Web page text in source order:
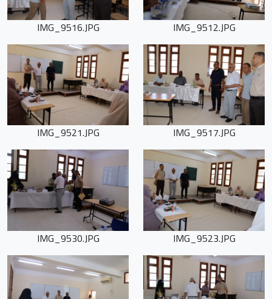
IMG_9512.JPG
IMG_9516.JPG
IMG_9517.JPG
IMG_9521.JPG
IMG_9523.JPG
IMG_9530.JPG